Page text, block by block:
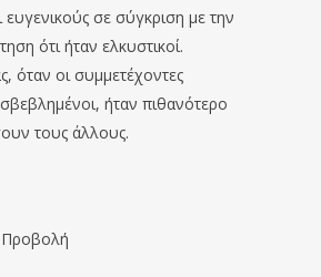
ευγενικούς σε σύγκριση με την
ότι ήταν ελκυστικοί.
όταν οι συμμετέχοντες
ήταν πιθανότερο
τους άλλους.
Προβολή